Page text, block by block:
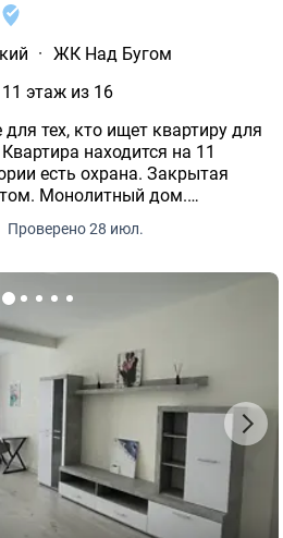
· ЖК Над Бугом
11 этаж из 16
тех, кто ищет квартиру для
находится на 11
есть охрана. Закрытая
Монолитный дом.
62.3 кв.м.
Проверено 28 июл.